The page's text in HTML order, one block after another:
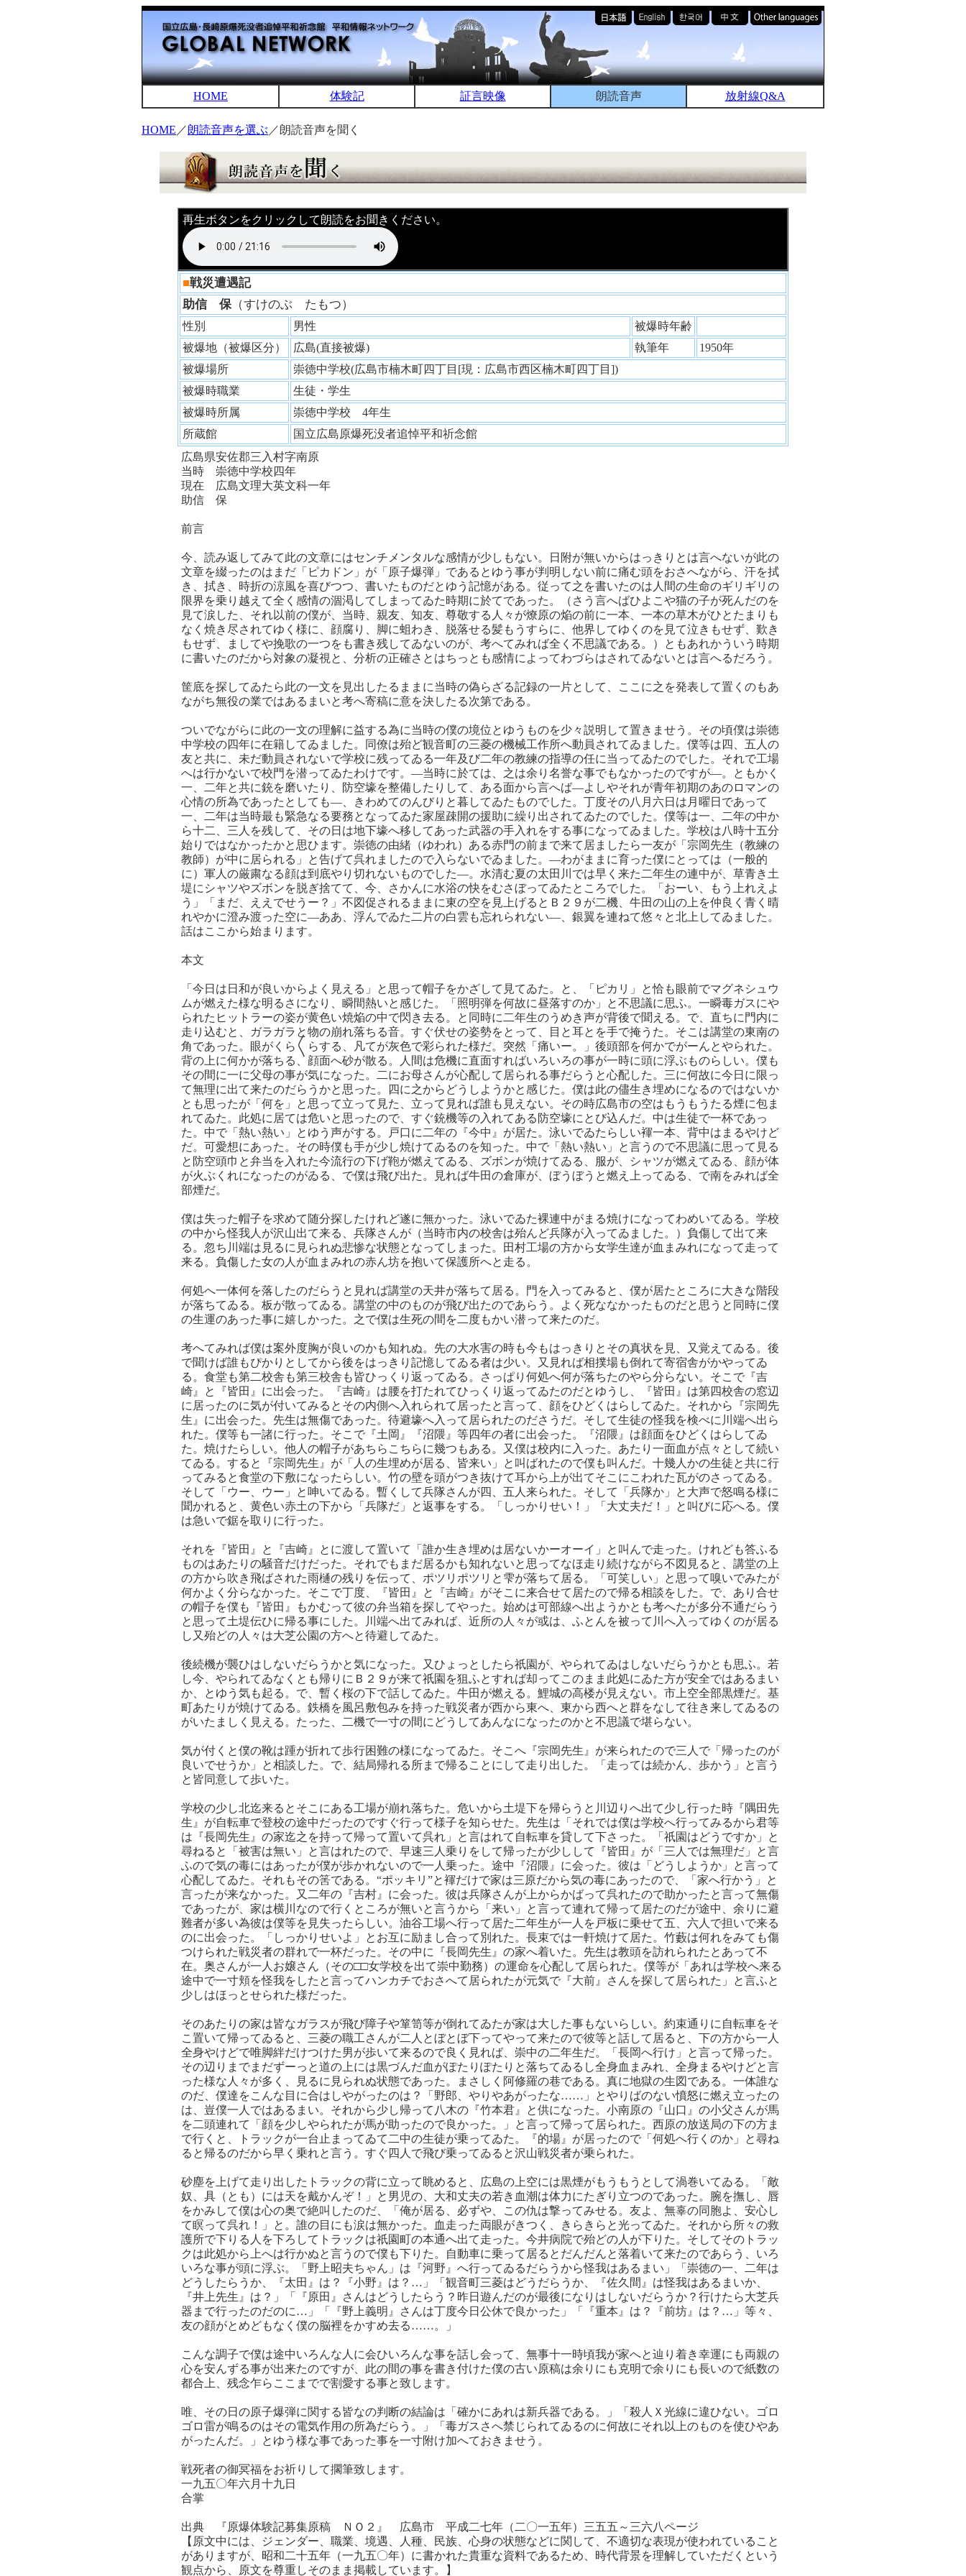
HOME 体験記 証言映像 朗読音声 放射線Q&A
HOME ／朗読音声を選ぶ ／朗読音声を聞く
再生ボタンをクリックして朗読をお聞きください。
■戦災遭遇記
助信 保（すけのぶ たもつ）
性別 男性
被爆時年齢
被爆地（被爆区分）
広島(直接被爆) 執筆年
1950年
被爆場所
崇徳中学校(広島市楠木町四丁目[現：広島市西区楠木町四丁目])
被爆時職業
生徒・学生
被爆時所属
崇徳中学校 4年生
所蔵館
国立広島原爆死没者追悼平和祈念館
広島県安佐郡三入村字南原
当時 崇徳中学校四年
現在 広島文理大英文科一年
助信 保
前言
今、読み返してみて此の文章にはセンチメンタルな感情が少しもない。日附が無いからはっきりとは言へないが此の
文章を綴ったのはまだ「ピカドン」が「原子爆弾」であるとゆう事が判明しない前に痛む頭をおさへながら、汗を拭
き、拭き、時折の涼風を喜びつつ、書いたものだとゆう記憶がある。従って之を書いたのは人間の生命のギリギリの
限界を乗り越えて全く感情の涸渇してしまってゐた時期に於てであった。（さう言へばひよこや猫の子が死んだのを
見て涙した、それ以前の僕が、当時、親友、知友、尊敬する人々が燎原の焔の前に一本、一本の草木がひとたまりも
なく焼き尽されてゆく様に、顔腐り、脚に蛆わき、脱落せる髪もうすらに、他界してゆくのを見て泣きもせず、歎き
もせず、ましてや挽歌の一つをも書き残してゐないのが、考へてみれば全く不思議である。）ともあれかういう時期
に書いたのだから対象の凝視と、分析の正確さとはちっとも感情によってわづらはされてゐないとは言へるだろう。
筐底を探してゐたら此の一文を見出したるままに当時の偽らざる記録の一片として、ここに之を発表して置くのもあ
ながち無役の業ではあるまいと考へ寄稿に意を決したる次第である。
ついでながらに此の一文の理解に益する為に当時の僕の境位とゆうものを少々説明して置きませう。その頃僕は崇徳
中学校の四年に在籍してゐました。同僚は殆ど観音町の三菱の機械工作所へ動員されてゐました。僕等は四、五人の
友と共に、未だ動員されないで学校に残ってゐる一年及び二年の教練の指導の任に当ってゐたのでした。それで工場
へは行かないで校門を潜ってゐたわけです。―当時に於ては、之は余り名誉な事でもなかったのですが―。ともかく
一、二年と共に銃を磨いたり、防空壕を整備したりして、ある面から言へば―よしやそれが青年初期のあのロマンの
心情の所為であったとしても―、きわめてのんびりと暮してゐたものでした。丁度その八月六日は月曜日であって
一、二年は当時最も緊急なる要務となってゐた家屋疎開の援助に繰り出されてゐたのでした。僕等は一、二年の中か
ら十二、三人を残して、その日は地下壕へ移してあった武器の手入れをする事になってゐました。学校は八時十五分
始りではなかったかと思ひます。崇徳の由緒（ゆわれ）ある赤門の前まで来て居ましたら一友が「宗岡先生（教練の
教師）が中に居られる」と告げて呉れましたので入らないでゐました。―わがままに育った僕にとっては（一般的
に）軍人の厳粛なる顔は到底やり切れないものでした―。水清む夏の太田川では早く来た二年生の連中が、草青き土
堤にシャツやズボンを脱ぎ捨てて、今、さかんに水浴の快をむさぼってゐたところでした。「おーい、もう上れえよ
う」「まだ、ええでせうー？」不図促されるままに東の空を見上げるとＢ２９が二機、牛田の山の上を仲良く青く晴
れやかに澄み渡った空に―ああ、浮んでゐた二片の白雲も忘れられない―、銀翼を連ねて悠々と北上してゐました。
話はここから始まります。
本文
「今日は日和が良いからよく見える」と思って帽子をかざして見てゐた。と、「ピカリ」と恰も眼前でマグネシュウ
ムが燃えた様な明るさになり、瞬間熱いと感じた。「照明弾を何故に昼落すのか」と不思議に思ふ。一瞬毒ガスにや
られたヒットラーの姿が黄色い焼焔の中で閃き去る。と同時に二年生のうめき声が背後で聞える。で、直ちに門内に
走り込むと、ガラガラと物の崩れ落ちる音。すぐ伏せの姿勢をとって、目と耳とを手で掩うた。そこは講堂の東南の
角であった。眼がくら〱らする、凡てが灰色で彩られた様だ。突然「痛いー。」後頭部を何かでがーんとやられた。
背の上に何かが落ちる、顔面へ砂が散る。人間は危機に直面すればいろいろの事が一時に頭に浮ぶものらしい。僕も
その間に一に父母の事が気になった。二にお母さんが心配して居られる事だらうと心配した。三に何故に今日に限っ
て無理に出て来たのだらうかと思った。四に之からどうしようかと感じた。僕は此の儘生き埋めになるのではないか
とも思ったが「何を」と思って立って見た、立って見れば誰も見えない。その時広島市の空はもうもうたる煙に包ま
れてゐた。此処に居ては危いと思ったので、すぐ銃機等の入れてある防空壕にとび込んだ。中は生徒で一杯であっ
た。中で「熱い熱い」とゆう声がする。戸口に二年の『今中』が居た。泳いでゐたらしい褌一本、背中はまるやけど
だ。可愛想にあった。その時僕も手が少し焼けてゐるのを知った。中で「熱い熱い」と言うので不思議に思って見る
と防空頭巾と弁当を入れた今流行の下げ鞄が燃えてゐる、ズボンが焼けてゐる、服が、シャツが燃えてゐる、顔が体
が火ぶくれになったのがゐる、で僕は飛び出た。見れば牛田の倉庫が、ぼうぼうと燃え上ってゐる、で南をみれば全
部煙だ。
僕は失った帽子を求めて随分探したけれど遂に無かった。泳いでゐた裸連中がまる焼けになってわめいてゐる。学校
の中から怪我人が沢山出て来る、兵隊さんが（当時市内の校舎は殆んど兵隊が入ってゐました。）負傷して出て来
る。忽ち川端は見るに見られぬ悲惨な状態となってしまった。田村工場の方から女学生達が血まみれになって走って
来る。負傷した女の人が血まみれの赤ん坊を抱いて保護所へと走る。
何処へ一体何を落したのだらうと見れば講堂の天井が落ちて居る。門を入ってみると、僕が居たところに大きな階段
が落ちてゐる。板が散ってゐる。講堂の中のものが飛び出たのであらう。よく死ななかったものだと思うと同時に僕
の生運のあった事に嬉しかった。之で僕は生死の間を二度もかい潜って来たのだ。
考へてみれば僕は案外度胸が良いのかも知れぬ。先の大水害の時も今もはっきりとその真状を見、又覚えてゐる。後
で聞けば誰もぴかりとしてから後をはっきり記憶してゐる者は少い。又見れば相撲場も倒れて寄宿舎がかやってゐ
る。食堂も第二校舎も第三校舎も皆ひっくり返ってゐる。さっぱり何処へ何が落ちたのやら分らない。そこで『吉
崎』と『皆田』に出会った。『吉崎』は腰を打たれてひっくり返ってゐたのだとゆうし、『皆田』は第四校舎の窓辺
に居ったのに気が付いてみるとその内側へ入れられて居ったと言って、顔をひどくはらしてゐた。それから『宗岡先
生』に出会った。先生は無傷であった。待避壕へ入って居られたのださうだ。そして生徒の怪我を検べに川端へ出ら
れた。僕等も一諸に行った。そこで『土岡』『沼隈』等四年の者に出会った。『沼隈』は顔面をひどくはらしてゐ
た。焼けたらしい。他人の帽子があちらこちらに幾つもある。又僕は校内に入った。あたり一面血が点々として続い
てゐる。すると『宗岡先生』が「人の生埋めが居る、皆来い」と叫ばれたので僕も叫んだ。十幾人かの生徒と共に行
ってみると食堂の下敷になったらしい。竹の壁を頭がつき抜けて耳から上が出てそこにこわれた瓦がのさってゐる。
そして「ウー、ウー」と呻いてゐる。暫くして兵隊さんが四、五人来られた。そして「兵隊か」と大声で怒鳴る様に
聞かれると、黄色い赤土の下から「兵隊だ」と返事をする。「しっかりせい！」「大丈夫だ！」と叫びに応へる。僕
は急いで鋸を取りに行った。
それを『皆田』と『吉崎』とに渡して置いて「誰か生き埋めは居ないかーオーイ」と叫んで走った。けれども答ふる
ものはあたりの騒音だけだった。それでもまだ居るかも知れないと思ってなほ走り続けながら不図見ると、講堂の上
の方から吹き飛ばされた雨樋の残りを伝って、ポツリポツリと雫が落ちて居る。「可笑しい」と思って嗅いでみたが
何かよく分らなかった。そこで丁度、『皆田』と『吉崎』がそこに来合せて居たので帰る相談をした。で、あり合せ
の帽子を僕も『皆田』もかむって彼の弁当箱を探してやった。始めは可部線へ出ようかとも考へたが多分不通だらう
と思って土堤伝ひに帰る事にした。川端へ出てみれば、近所の人々が或は、ふとんを被って川へ入ってゆくのが居る
し又殆どの人々は大芝公園の方へと待避してゐた。
後続機が襲ひはしないだらうかと気になった。又ひょっとしたら祇園が、やられてゐはしないだらうかとも思ふ。若
し今、やられてゐなくとも帰りにＢ２９が来て祇園を狙ふとすれば却ってこのまま此処にゐた方が安全ではあるまい
か、とゆう気も起る。で、暫く桜の下で話してゐた。牛田が燃える。鯉城の高楼が見えない。市上空全部黒煙だ。基
町あたりが焼けてゐる。鉄橋を風呂敷包みを持った戦災者が西から東へ、東から西へと群をなして往き来してゐるの
がいたましく見える。たった、二機で一寸の間にどうしてあんなになったのかと不思議で堪らない。
気が付くと僕の靴は踵が折れて歩行困難の様になってゐた。そこへ『宗岡先生』が来られたので三人で「帰ったのが
良いでせうか」と相談した。で、結局帰れる所まで帰ることにして走り出した。「走っては続かん、歩かう」と言う
と皆同意して歩いた。
学校の少し北迄来るとそこにある工場が崩れ落ちた。危いから土堤下を帰らうと川辺りへ出て少し行った時『隅田先
生』が自転車で登校の途中だったのですぐ行って様子を知らせた。先生は「それでは僕は学校へ行ってみるから君等
は『長岡先生』の家迄之を持って帰って置いて呉れ」と言はれて自転車を貸して下さった。「祇園はどうですか」と
尋ねると「被害は無い」と言はれたので、早速三人乗りをして帰ったが少しして『皆田』が「三人では無理だ」と言
ふので気の毒にはあったが僕が歩かれないので一人乗った。途中『沼隈』に会った。彼は「どうしようか」と言って
心配してゐた。それもその筈である。“ポッキリ”と褌だけで家は三原だから気の毒にあったので、「家へ行かう」と
言ったが来なかった。又二年の『吉村』に会った。彼は兵隊さんが上からかばって呉れたので助かったと言って無傷
であったが、家は横川なので行くところが無いと言うから「来い」と言って連れて帰って居たのだが途中、余りに避
難者が多い為彼は僕等を見失ったらしい。油谷工場へ行って居た二年生が一人を戸板に乗せて五、六人で担いで来る
のに出会った。「しっかりせいよ」とお互に励まし合って別れた。長束では一軒焼けて居た。竹藪は何れをみても傷
つけられた戦災者の群れで一杯だった。その中に『長岡先生』の家へ着いた。先生は教頭を訪れられたとあって不
在。奥さんが一人お嬢さん（その□□女学校を出て崇中勤務）の運命を心配して居られた。僕等が「あれは学校へ来る
途中で一寸頬を怪我をしたと言ってハンカチでおさへて居られたが元気で『大前』さんを探して居られた」と言ふと
少しはほっとせられた様だった。
そのあたりの家は皆なガラスが飛び障子や箪笥等が倒れてゐたが家は大した事もないらしい。約束通りに自転車をそ
こ置いて帰ってゐると、三菱の職工さんが二人とぼとぼ下ってやって来たので彼等と話して居ると、下の方から一人
全身やけどで唯脚絆だけつけた男が歩いて来るので良く見れば、崇中の二年生だ。「長岡へ行け」と言って帰った。
その辺りまでまだずーっと道の上には黒づんだ血がぽたりぽたりと落ちてゐるし全身血まみれ、全身まるやけどと言
った様な人々が多く、見るに見られぬ状態であった。まさしく阿修羅の巷である。真に地獄の生図である。一体誰な
のだ、僕達をこんな目に合はしやがったのは？「野郎、やりやあがったな……」とやりばのない憤怒に燃え立ったの
は、豈僕一人ではあるまい。それから少し帰って八木の『竹本君』と供になった。小南原の『山口』の小父さんが馬
を二頭連れて「顔を少しやられたが馬が助ったので良かった。」と言って帰って居られた。西原の放送局の下の方ま
で行くと、トラックが一台止まってゐて二中の生徒が乗ってゐた。『的場』が居ったので「何処へ行くのか」と尋ね
ると帰るのだから早く乗れと言う。すぐ四人で飛び乗ってゐると沢山戦災者が乗られた。
砂塵を上げて走り出したトラックの背に立って眺めると、広島の上空には黒煙がもうもうとして渦巻いてゐる。「敵
奴、具（とも）には天を戴かんぞ！」と男児の、大和丈夫の若き血潮は体力にたぎり立つのであった。腕を撫し、唇
をかみして僕は心の奥で絶叫したのだ、「俺が居る、必ずや、この仇は撃ってみせる。友よ、無辜の同胞よ、安心し
て瞑って呉れ！」と。誰の目にも涙は無かった。血走った両眼がきつく、きらきらと光ってゐた。それから所々の救
護所で下りる人を下ろしてトラックは祇園町の本通へ出て走った。今井病院で殆どの人が下りた。そしてそのトラッ
クは此処から上へは行かぬと言うので僕も下りた。自動車に乗って居るとだんだんと落着いて来たのであらう、いろ
いろな事が頭に浮ぶ。「野上昭夫ちゃん」は『河野』へ行ってゐるだらうから怪我はあるまい」「崇徳の一、二年は
どうしたらうか、『太田』は？『小野』は？…」「観音町三菱はどうだらうか、『佐久間』は怪我はあるまいか、
『井上先生』は？」「『原田』さんはどうしたらう？昨日遊んだのが最後になりはしないだらうか？行けたら大芝兵
器まで行ったのだのに…」「『野上義明』さんは丁度今日公休で良かった」「『重本』は？『前坊』は？…」等々、
友の顔がとめどもなく僕の脳裡をかすめ去る……。」
こんな調子で僕は途中いろんな人に会ひいろんな事を話し会って、無事十一時頃我が家へと辿り着き幸運にも両親の
心を安んずる事が出来たのですが、此の間の事を書き付けた僕の古い原稿は余りにも克明で余りにも長いので紙数の
都合上、残念乍らここまでで割愛する事と致します。
唯、その日の原子爆弾に関する皆なの判断の結論は「確かにあれは新兵器である。」「殺人Ｘ光線に違ひない。ゴロ
ゴロ雷が鳴るのはその電気作用の所為だらう。」「毒ガスさへ禁じられてゐるのに何故にそれ以上のものを使ひやあ
がったんだ。」とゆう様な事であった事を一寸附け加へておきませう。
戦死者の御冥福をお祈りして擱筆致します。
一九五〇年六月十九日
合掌
出典 『原爆体験記募集原稿 ＮＯ２』 広島市 平成二七年（二〇一五年）三五五～三六八ページ
【原文中には、ジェンダー、職業、境遇、人種、民族、心身の状態などに関して、不適切な表現が使われていること
がありますが、昭和二十五年（一九五〇年）に書かれた貴重な資料であるため、時代背景を理解していただくという
観点から、原文を尊重しそのまま掲載しています。】